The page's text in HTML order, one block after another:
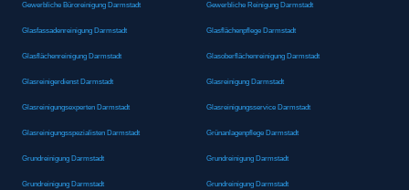
Gewerbliche Büroreinigung Darmstadt Gewerbliche Reinigung Darmstadt
Glasfassadenreinigung Darmstadt Glasflächenpflege Darmstadt
Glasflächenreinigung Darmstadt Glasoberflächenreinigung Darmstadt
Glasreinigerdienst Darmstadt Glasreinigung Darmstadt
Glasreinigungsexperten Darmstadt Glasreinigungsservice Darmstadt
Glasreinigungsspezialisten Darmstadt Grünanlagenpflege Darmstadt
Grundreinigung Darmstadt Grundreinigung Darmstadt
Grundreinigung Darmstadt Grundreinigung Darmstadt